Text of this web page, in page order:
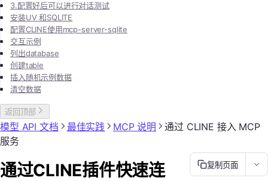
3.配置好后可以进行对话测试
安装UV 和SQLITE
配置CLINE使用mcp-server-sqlite
交互示例
列出database
创建table
插入随机示例数据
清空数据
返回顶部
模型 API 文档 最佳实践 MCP 说明
通过 CLINE 接入 MCP
服务
复制页面
通过CLINE插件快速连